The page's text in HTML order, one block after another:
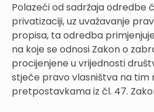
Polazeći od sadržaja odredbe
privatizaciji, uz uvažavanje
propisa, ta odredba
na koje se odnosi Zakon o
procijenjene u vrijednosti
stječe pravo vlasništva na
pretpostavkama iz čl. 47.